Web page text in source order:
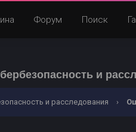
Форум Поиск
и
и расследования ›